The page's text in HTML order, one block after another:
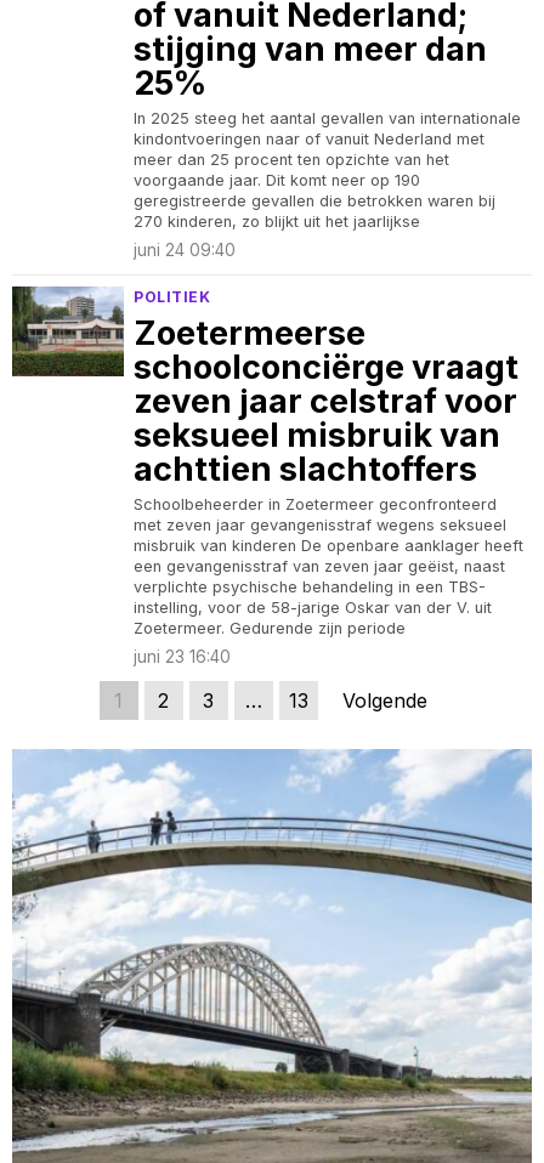
of vanuit Nederland;
stijging van meer dan
25%
In 2025 steeg het aantal gevallen van internationale
kindontvoeringen naar of vanuit Nederland met
meer dan 25 procent ten opzichte van het
voorgaande jaar. Dit komt neer op 190
geregistreerde gevallen die betrokken waren bij
270 kinderen, zo blijkt uit het jaarlijkse
juni 24 09:40
POLITIEK
Zoetermeerse
schoolconciërge vraagt
zeven jaar celstraf voor
seksueel misbruik van
achttien slachtoffers
Schoolbeheerder in Zoetermeer geconfronteerd
met zeven jaar gevangenisstraf wegens seksueel
misbruik van kinderen De openbare aanklager heeft
een gevangenisstraf van zeven jaar geëist, naast
verplichte psychische behandeling in een TBS-
instelling, voor de 58-jarige Oskar van der V. uit
Zoetermeer. Gedurende zijn periode
juni 23 16:40
1 2 3 … 13 Volgende